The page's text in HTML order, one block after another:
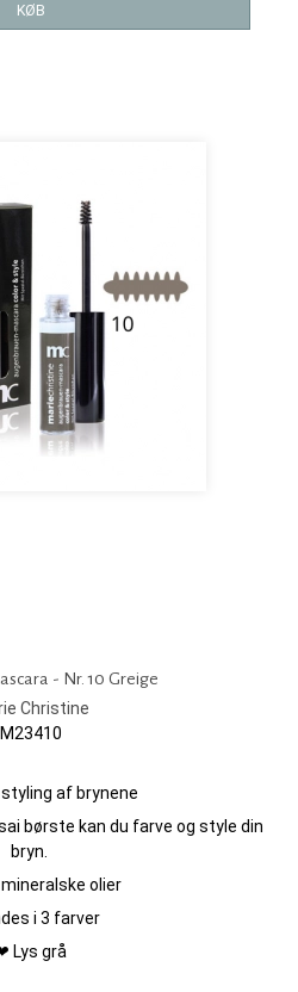
KØB
- Nr. 10 Greige
Christine
M23410
af brynene
børste kan du farve og style din
bryn.
olier
i 3 farver
Lys grå